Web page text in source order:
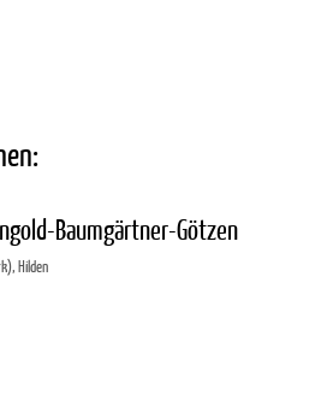
Baumgärtner-Götzen
Hilden